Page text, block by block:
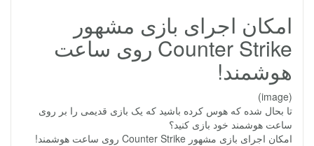
امکان اجرای بازی مشهور
Counter Strike روی ساعت
هوشمند!
(image)
تا بحال شده که هوس کرده باشید که یک بازی قدیمی را بر روی
ساعت هوشمند خود بازی کنید؟
امکان اجرای بازی مشهور Counter Strike روی ساعت هوشمند!